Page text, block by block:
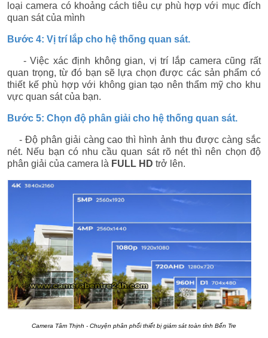
loại camera có khoảng cách tiêu cự phù hợp với mục đích
quan sát của mình
Bước 4: Vị trí lắp cho hệ thống quan sát.
- Việc xác định không gian, vị trí lắp camera cũng rất
quan trọng, từ đó bạn sẽ lựa chọn được các sản phẩm có
thiết kế phù hợp với không gian tạo nên thẩm mỹ cho khu
vực quan sát của bạn.
Bước 5: Chọn độ phân giải cho hệ thống quan sát.
- Độ phân giải càng cao thì hình ảnh thu được càng sắc
nét. Nếu bạn có nhu cầu quan sát rõ nét thì nên chọn độ
phân giải của camera là FULL HD trở lên.
Camera Tâm Thịnh - Chuyện phân phối thiết bị giám sát toàn tỉnh Bến Tre